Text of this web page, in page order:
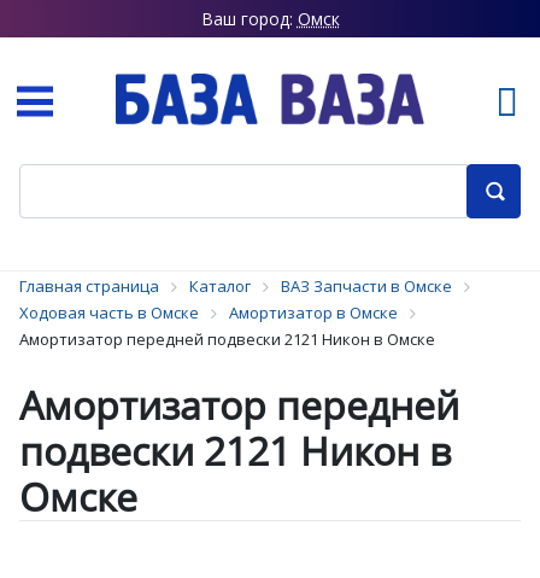
Ваш город: Омск
Главная страница Каталог
ВАЗ Запчасти в Омске
Ходовая часть в Омске
Амортизатор в Омске
Амортизатор передней подвески 2121 Никон в Омске
Амортизатор передней
подвески 2121 Никон в
Омске